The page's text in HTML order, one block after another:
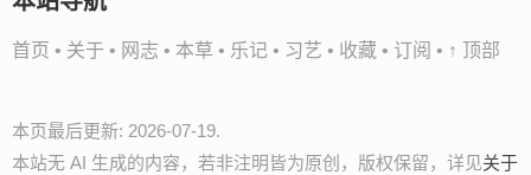
首页 • 关于 • 网志 • 本草 • 乐记 • 习艺 • 收藏 • 订阅 • ↑ 顶部
本页最后更新: 2026-07-19.
本站无 AI 生成的内容，若非注明皆为原创，版权保留，详见关于